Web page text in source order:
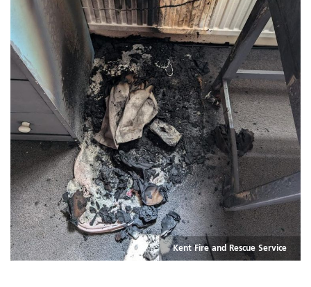
Kent Fire and Rescue Service